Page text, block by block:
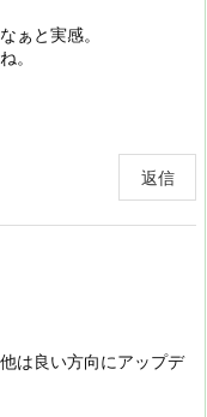
ぁと実感。
。
返信
は良い方向にアップデ